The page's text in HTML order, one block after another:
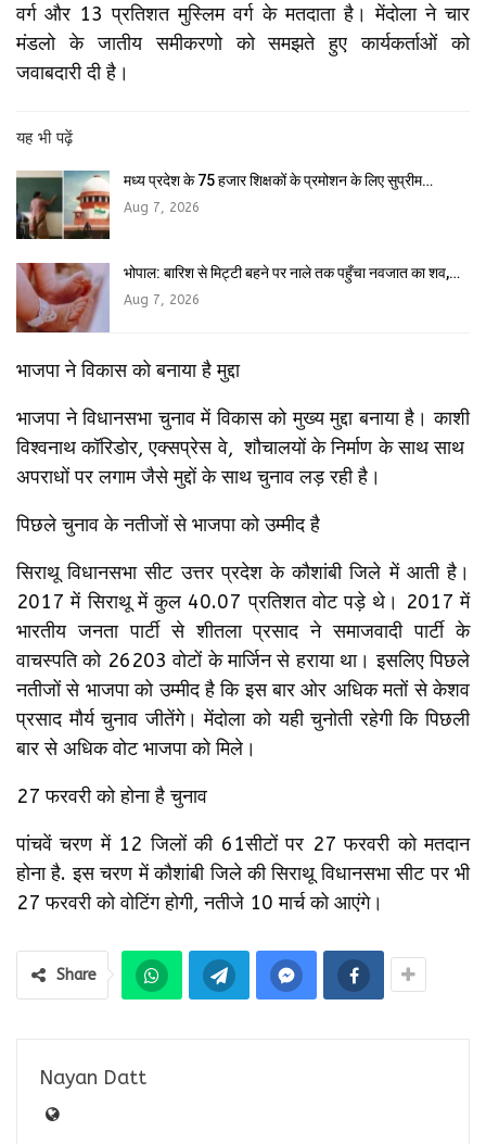
वर्ग और 13 प्रतिशत मुस्लिम वर्ग के मतदाता है। मेंदोला ने चार
मंडलो के जातीय समीकरणो को समझते हुए कार्यकर्ताओं को
जवाबदारी दी है।
यह भी पढ़ें
मध्य प्रदेश के 75 हजार शिक्षकों के प्रमोशन के लिए सुप्रीम…
Aug 7, 2026
भोपाल: बारिश से मिट्टी बहने पर नाले तक पहुँचा नवजात का शव,…
Aug 7, 2026
भाजपा ने विकास को बनाया है मुद्दा
भाजपा ने विधानसभा चुनाव में विकास को मुख्य मुद्दा बनाया है। काशी
विश्वनाथ कॉरिडोर, एक्सप्रेस वे, शौचालयों के निर्माण के साथ साथ
अपराधों पर लगाम जैसे मुद्दों के साथ चुनाव लड़ रही है।
पिछले चुनाव के नतीजों से भाजपा को उम्मीद है
सिराथू विधानसभा सीट उत्तर प्रदेश के कौशांबी जिले में आती है।
2017 में सिराथू में कुल 40.07 प्रतिशत वोट पड़े थे। 2017 में
भारतीय जनता पार्टी से शीतला प्रसाद ने समाजवादी पार्टी के
वाचस्पति को 26203 वोटों के मार्जिन से हराया था। इसलिए पिछले
नतीजों से भाजपा को उम्मीद है कि इस बार ओर अधिक मतों से केशव
प्रसाद मौर्य चुनाव जीतेंगे। मेंदोला को यही चुनोती रहेगी कि पिछली
बार से अधिक वोट भाजपा को मिले।
27 फरवरी को होना है चुनाव
पांचवें चरण में 12 जिलों की 61सीटों पर 27 फरवरी को मतदान
होना है. इस चरण में कौशांबी जिले की सिराथू विधानसभा सीट पर भी
27 फरवरी को वोटिंग होगी, नतीजे 10 मार्च को आएंगे।
Share
Nayan Datt